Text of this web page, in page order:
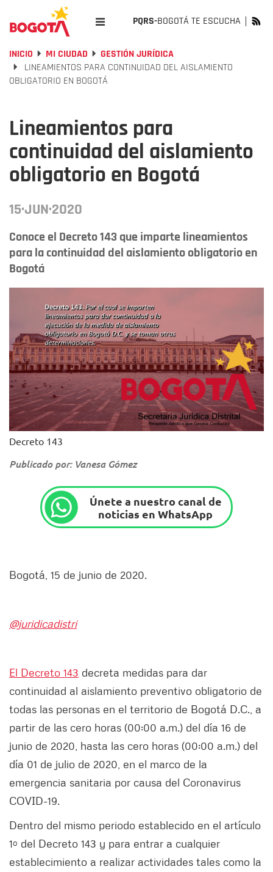
PQRS-BOGOTÁ TE ESCUCHA
INICIO MI CIUDAD
GESTIÓN JURÍDICA
LINEAMIENTOS PARA CONTINUIDAD DEL AISLAMIENTO
OBLIGATORIO EN BOGOTÁ
Lineamientos para
continuidad del aislamiento
obligatorio en Bogotá
15·JUN·2020
Conoce el Decreto 143 que imparte lineamientos
para la continuidad del aislamiento obligatorio en
Bogotá
Decreto 143
Publicado por: Vanesa Gómez
Únete a nuestro canal de
noticias en WhatsApp
Bogotá, 15 de junio de 2020.
@juridicadistri
El Decreto 143 decreta medidas para dar
continuidad al aislamiento preventivo obligatorio de
todas las personas en el territorio de Bogotá D.C., a
partir de las cero horas (00:00 a.m.) del día 16 de
junio de 2020, hasta las cero horas (00:00 a.m.) del
día 01 de julio de 2020, en el marco de la
emergencia sanitaria por causa del Coronavirus
COVID-19.
Dentro del mismo periodo establecido en el artículo
1º del Decreto 143 y para entrar a cualquier
establecimiento a realizar actividades tales como la